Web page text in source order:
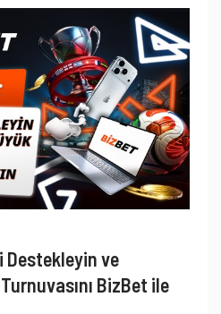
Destekleyin ve
BizBet ile